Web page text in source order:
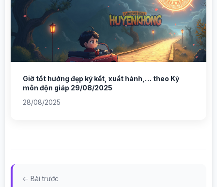
Giờ tốt hướng đẹp ký kết, xuất hành,… theo Kỳ
môn độn giáp 29/08/2025
28/08/2025
← Bài trước